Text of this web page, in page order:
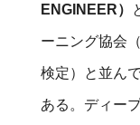
ENGINEER）
ーニング協会
検定）と並ん
ある。ディー